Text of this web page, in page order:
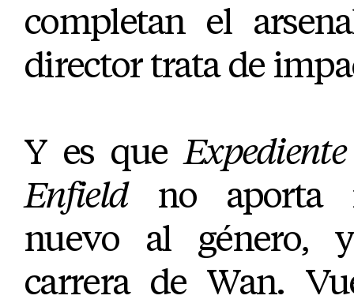
completan el
director trata de
Y es que
Enfieldno aporta
nuevo al género,
carrera de Wan.